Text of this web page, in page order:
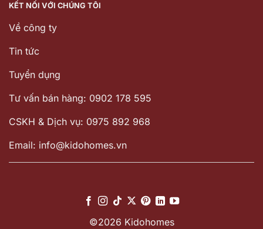
KẾT NỐI VỚI CHÚNG TÔI
Về công ty
Tin tức
Tuyển dụng
Tư vấn bán hàng: 0902 178 595
CSKH & Dịch vụ: 0975 892 968
Email: info@kidohomes.vn
©2026 Kidohomes